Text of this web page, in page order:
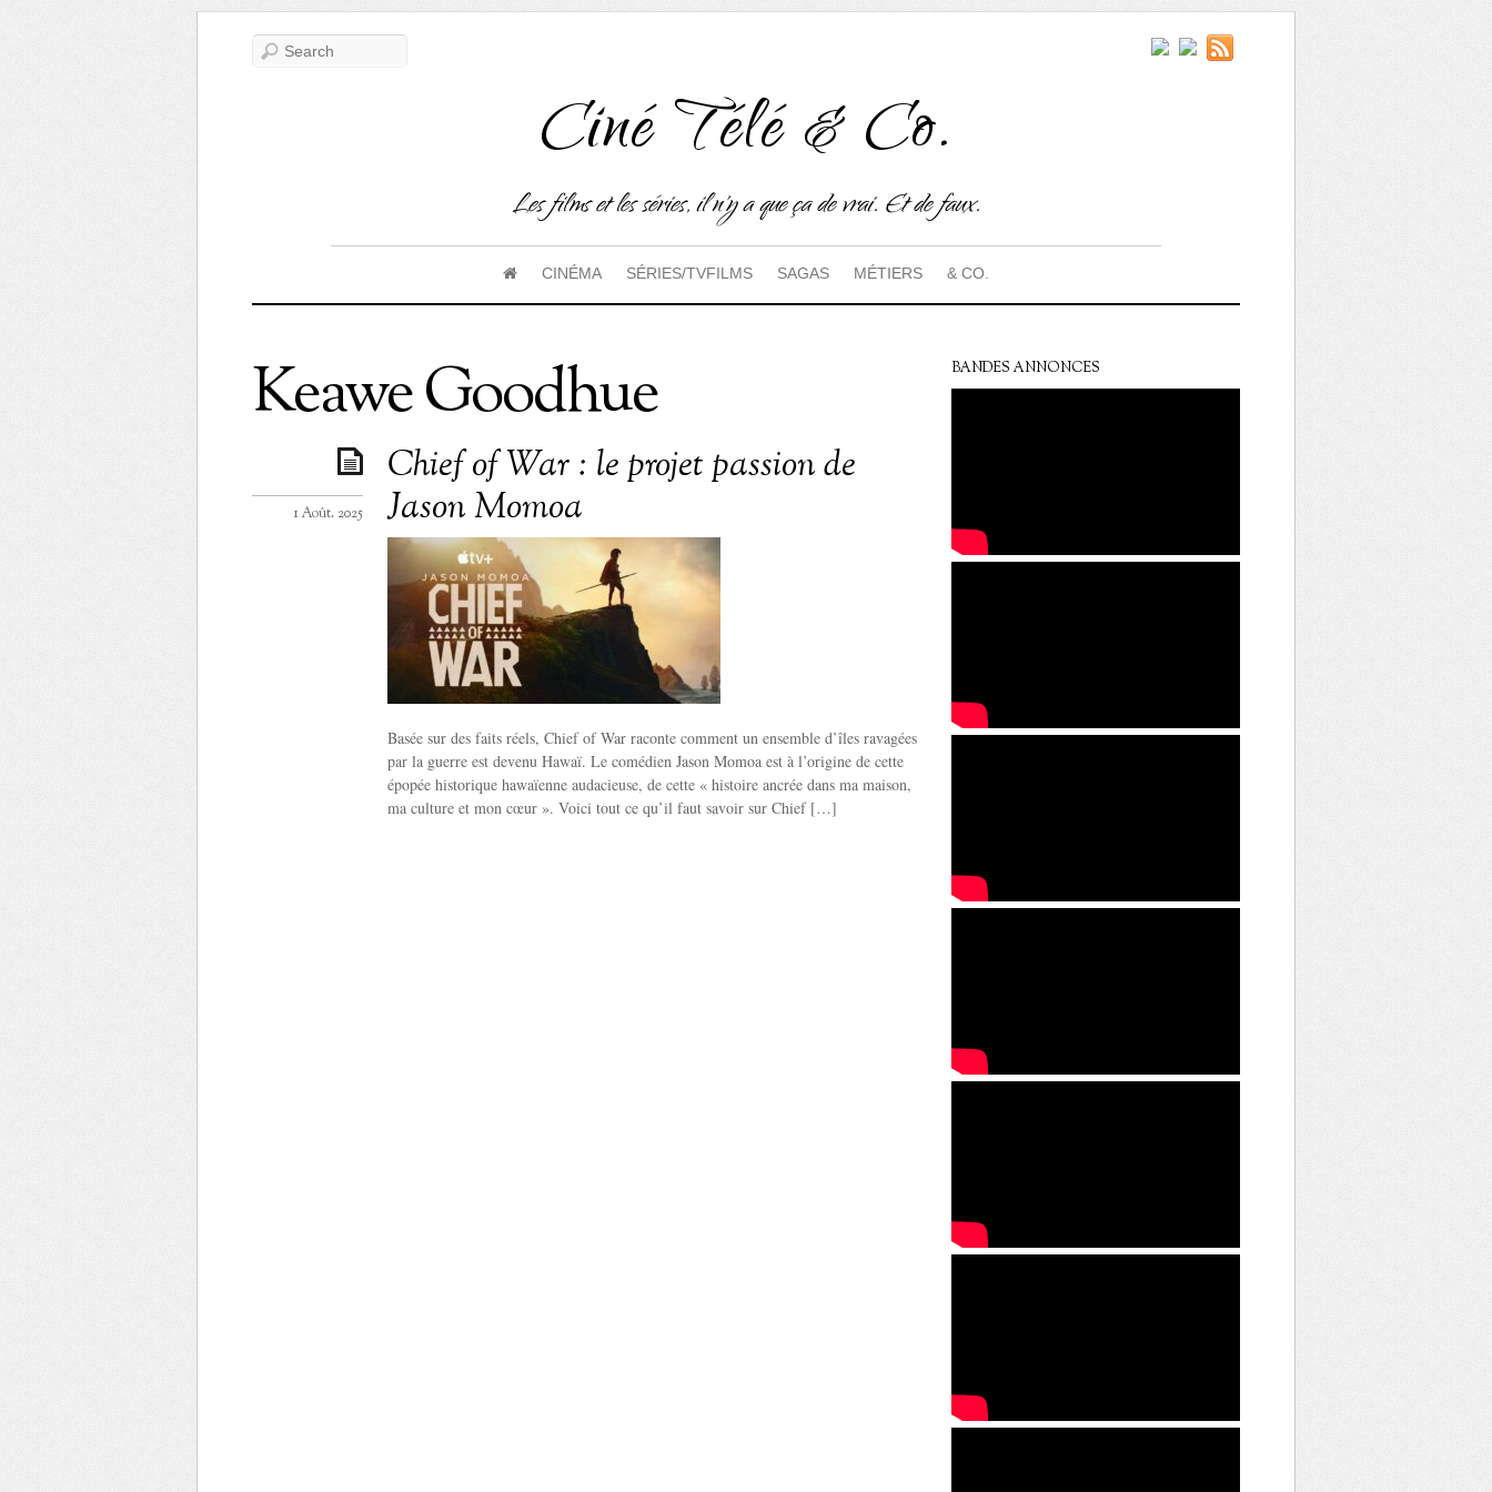
Ciné Télé & Co.
Les films et les séries, il n'y a que ça de vrai. Et de faux.
CINÉMA SÉRIES/TVFILMS SAGAS MÉTIERS & CO.
Keawe Goodhue
Chief of War : le projet passion de
Jason Momoa
1 Août. 2025
Basée sur des faits réels, Chief of War raconte comment un ensemble d’îles ravagées
par la guerre est devenu Hawaï. Le comédien Jason Momoa est à l’origine de cette
épopée historique hawaïenne audacieuse, de cette « histoire ancrée dans ma maison,
ma culture et mon cœur ». Voici tout ce qu’il faut savoir sur Chief […]
BANDES ANNONCES